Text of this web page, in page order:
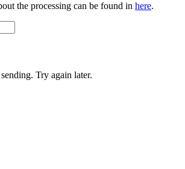
the processing can be found in here.
Try again later.